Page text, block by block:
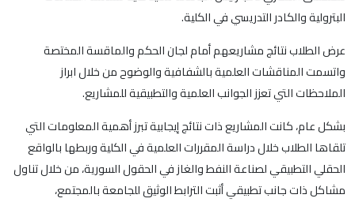
البترولية والكادر التدريسي في الكلية.
عرض الطلاب نتائج مشاريعهم أمام لجان الحكم والماقسة المختصة
واتسمت المناقشات العلمية بالشفافية والوضوح من خلال ابراز
الملاحظات التي تعزز الجوانب العلمية والتطبيقية للمشاريع.
بشكل عام، كانت المشاريع ذات نتائج إيجابية تبرز أهمية المعلومات التي
تلقاها الطلاب خلال دراسة المقررات العلمية في الكلية وربطها بالواقع
الحقلي التطبيقي لصناعة النفط والغاز في الحقول السورية، من خلال تناول
مشاكل ذات جانب تطبيقي أثبت الترابط الوثيق للجامعة بالمجتمع،